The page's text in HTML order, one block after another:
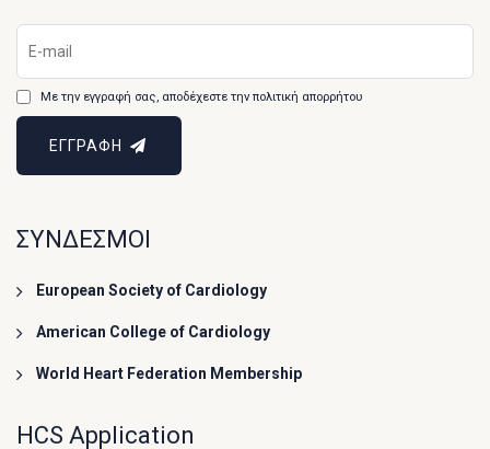
Με την εγγραφή σας, αποδέχεστε την πολιτική απορρήτου
ΕΓΓΡΑΦΗ
ΣΥΝΔΕΣΜΟΙ
European Society of Cardiology
American College of Cardiology
World Heart Federation Membership
HCS Application